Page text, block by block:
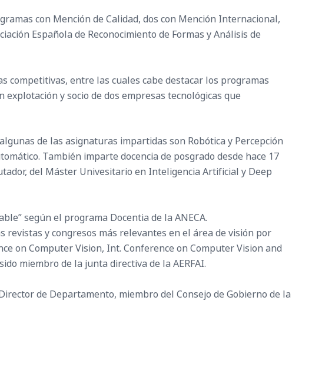
con Mención de Calidad, dos con Mención Internacional,
Española de Reconocimiento de Formas y Análisis de
competitivas, entre las cuales cabe destacar los programas
y socio de dos empresas tecnológicas que
de las asignaturas impartidas son Robótica y Percepción
También imparte docencia de posgrado desde hace 17
del Máster Univesitario en Inteligencia Artificial y Deep
según el programa Docentia de la ANECA.
y congresos más relevantes en el área de visión por
on Computer Vision, Int. Conference on Computer Vision and
miembro de la junta directiva de la AERFAI.
de Departamento, miembro del Consejo de Gobierno de la